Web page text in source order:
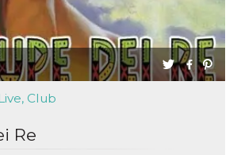
Club
Re